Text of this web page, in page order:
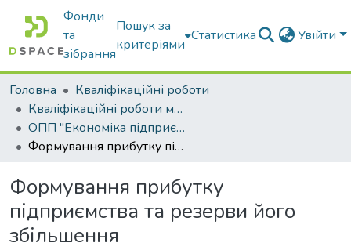
Фонди
та
зібрання
Пошук за
критеріями
Статистика Увійти
Головна
Кваліфікаційні роботи
Кваліфікаційні роботи магістрів
ОПП "Економіка підприємства"
Формування прибутку підприємства та резерви його збільшення
Формування прибутку
підприємства та резерви його
збільшення